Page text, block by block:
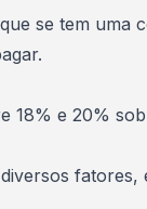
se tem uma
18% e 20%
fatores,